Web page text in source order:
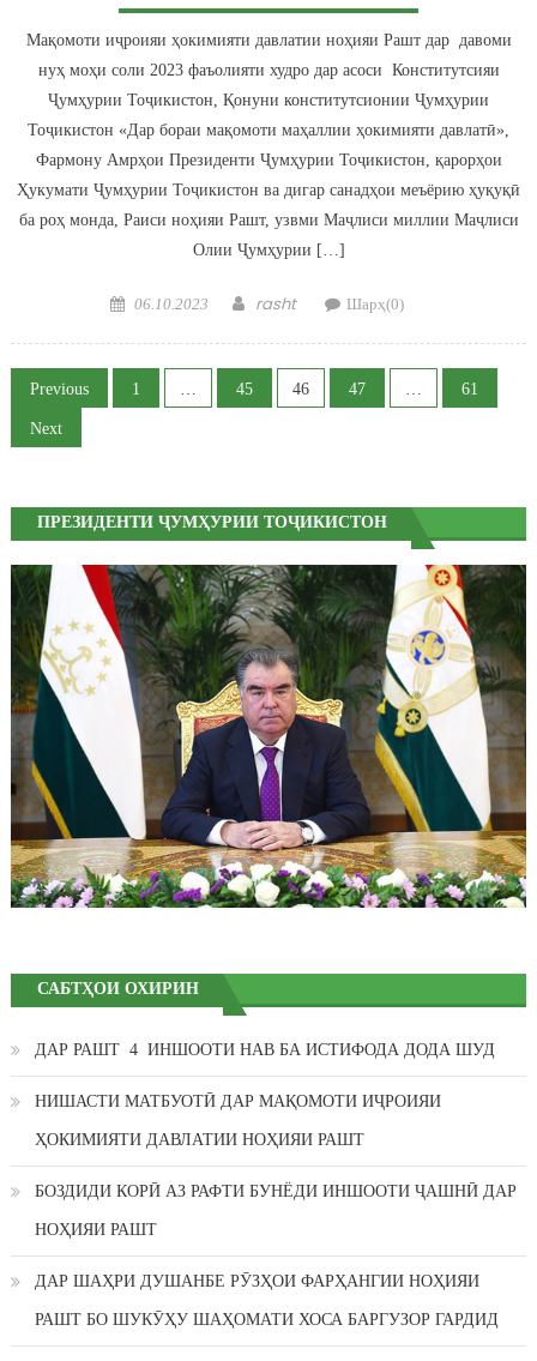
Мақомоти иҷроияи ҳокимияти давлатии ноҳияи Рашт дар давоми
нуҳ моҳи соли 2023 фаъолияти худро дар асоси Конститутсияи
Ҷумҳурии Тоҷикистон, Қонуни конститутсионии Ҷумҳурии
Тоҷикистон «Дар бораи мақомоти маҳаллии ҳокимияти давлатӣ»,
Фармону Амрҳои Президенти Ҷумҳурии Тоҷикистон, қарорҳои
Ҳукумати Ҷумҳурии Тоҷикистон ва дигар санадҳои меъёрию ҳуқуқӣ
ба роҳ монда, Раиси ноҳияи Рашт, узвми Маҷлиси миллии Маҷлиси
Олии Ҷумҳурии […]
Posted on
06.10.2023 Author
rasht Шарҳ(0)
Posts navigation
Previous 1 45 46 47 61
Next
ПРЕЗИДЕНТИ ҶУМҲУРИИ ТОҶИКИСТОН
САБТҲОИ ОХИРИН
ДАР РАШТ 4 ИНШООТИ НАВ БА ИСТИФОДА ДОДА ШУД
НИШАСТИ МАТБУОТӢ ДАР МАҚОМОТИ ИҶРОИЯИ
ҲОКИМИЯТИ ДАВЛАТИИ НОҲИЯИ РАШТ
БОЗДИДИ КОРӢ АЗ РАФТИ БУНЁДИ ИНШООТИ ҶАШНӢ ДАР
НОҲИЯИ РАШТ
ДАР ШАҲРИ ДУШАНБЕ РӮЗҲОИ ФАРҲАНГИИ НОҲИЯИ
РАШТ БО ШУКӮҲУ ШАҲОМАТИ ХОСА БАРГУЗОР ГАРДИД